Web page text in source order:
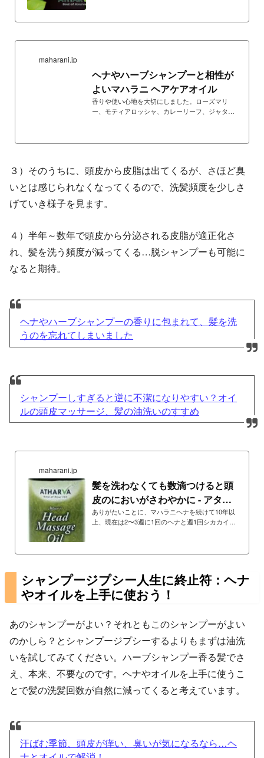
maharani.jp
ヘナやハーブシャンプーと相性が
よいマハラニ ヘアケアオイル
香りや使い心地を大切にしました。ローズマリ
ー、モティアロッシャ、カレーリーフ、ジャタマ
３）そのうちに、頭皮から皮脂は出てくるが、さほど臭
いとは感じられなくなってくるので、洗髪頻度を少しさ
げていき様子を見ます。
４）半年～数年で頭皮から分泌される皮脂が適正化さ
れ、髪を洗う頻度が減ってくる…脱シャンプーも可能に
なると期待。
ヘナやハーブシャンプーの香りに包まれて、髪を洗
うのを忘れてしまいました
シャンプーしすぎると逆に不潔になりやすい？オイ
ルの頭皮マッサージ、髪の油洗いのすすめ
maharani.jp
髪を洗わなくても数滴つけると頭
皮のにおいがさわやかに - アタル
バ ヘッドマッサ...
ありがたいことに、マハラニヘナを続けて10年以
上、現在は2〜3週に1回のヘナと週1回シカカイで
髪を洗わなくても不思議とにおいが気になること
がなくなりました。つい面倒になって10日近く洗
わずにいることもあり、さすがにちょっとにおう
かな？と気になるときはヘッドマッサージオイル
ようなにおいが...
シャンプージプシー人生に終止符：ヘナ
やオイルを上手に使おう！
あのシャンプーがよい？それともこのシャンプーがよい
のかしら？とシャンプージプシーするよりもまずは油洗
いを試してみてください。ハーブシャンプー香る髪でさ
え、本来、不要なのです。ヘナやオイルを上手に使うこ
とで髪の洗髪回数が自然に減ってくると考えています。
汗ばむ季節、頭皮が痒い、臭いが気になるなら…ヘ